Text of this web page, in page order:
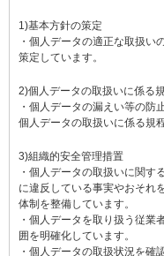
1)基本方針の策定
・個人データの適正な取扱い
策定しています。
2)個人データの取扱いに係る
・個人データの漏えい等の防
個人データの取扱いに係る規
3)組織的安全管理措置
・個人データの取扱いに関す
に違反している事実やおそれ
体制を整備しています。
・個人データを取り扱う従業
囲を明確化しています。
・個人データの取扱状況を確